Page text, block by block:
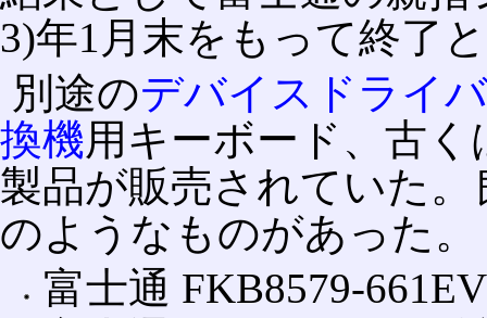
3)年1月末をもって終了
別途のデバイスドライ
換機用キーボード、古
製品が販売されていた
のようなものがあった。
富士通 FKB8579-